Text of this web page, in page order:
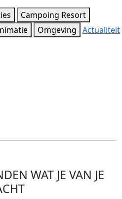
Campoing Resort
Omgeving Actualiteit
WAT JE VAN JE